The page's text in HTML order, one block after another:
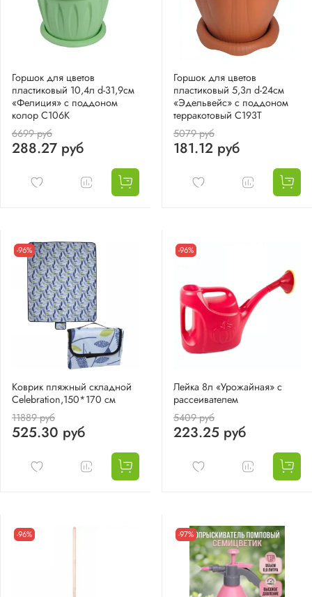
Горшок для цветов
пластиковый 10,4л d-31,9см
«Фелиция» с поддоном
колор С106К
6699 руб
288.27 руб
Горшок для цветов
пластиковый 5,3л d-24см
«Эдельвейс» с поддоном
терракотовый С193Т
5079 руб
181.12 руб
-96%
Коврик пляжный складной
Celebration,150*170 см
11889 руб
525.30 руб
-96%
Лейка 8л «Урожайная» с
рассеивателем
5409 руб
223.25 руб
-96% -97%